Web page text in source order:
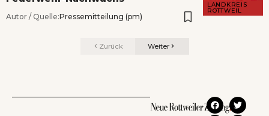
LANDKREIS
ROTTWEIL
Autor / Quelle:Pressemitteilung (pm)
Zurück Weiter